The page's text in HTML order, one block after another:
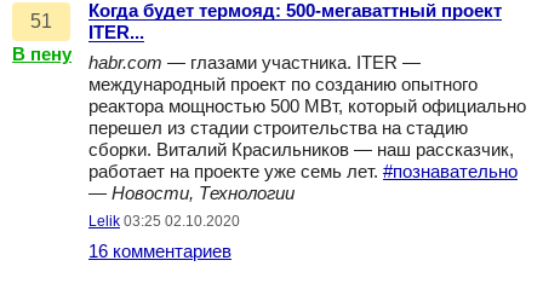
51
В пену
Когда будет термояд: 500-мегаваттный проект
ITER...
habr.com — глазами участника. ITER —
международный проект по созданию опытного
реактора мощностью 500 МВт, который официально
перешел из стадии строительства на стадию
сборки. Виталий Красильников — наш рассказчик,
работает на проекте уже семь лет. #познавательно
— Новости, Технологии
Lelik 03:25 02.10.2020
16 комментариев